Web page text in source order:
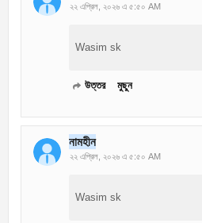
২২ এপ্রিল, ২০২৬ এ ৫:৫০ AM
Wasim sk
উত্তর মুছুন
নামহীন
২২ এপ্রিল, ২০২৬ এ ৫:৫০ AM
Wasim sk